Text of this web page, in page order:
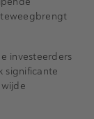
investeerders
significante